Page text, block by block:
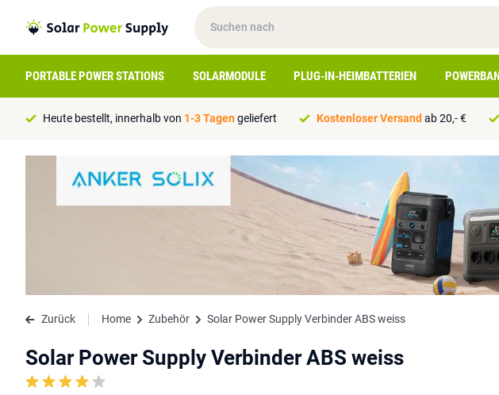
PORTABLE POWER STATIONS SOLARMODULE PLUG-IN-HEIMBATTERIEN
Heute bestellt, innerhalb von 1-3 Tagengeliefert Kostenloser Versand ab 20,- €
Zurück Home Zubehör Solar Power Supply Verbinder ABS weiss
Solar Power Supply Verbinder ABS weiss